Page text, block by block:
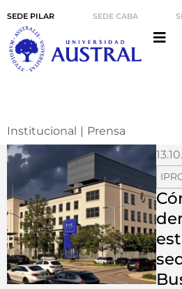
SEDE PILAR SEDE CABA
Institucional | Prensa